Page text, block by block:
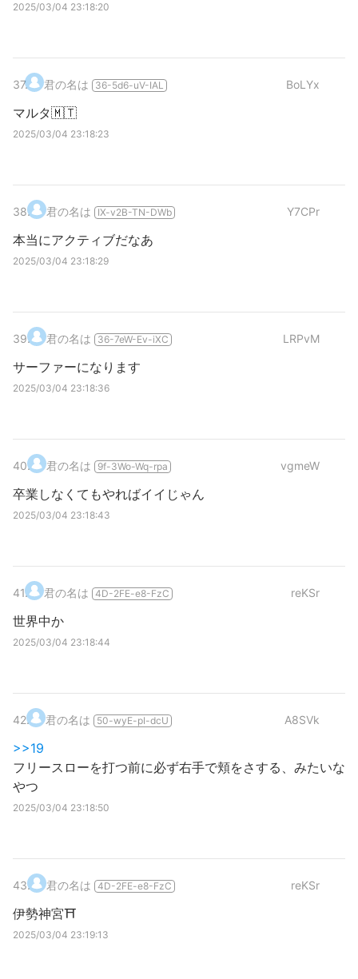
2025/03/04 23:18:20
37. 君の名は 36-5d6-uV-IAL BoLYx
マルタ🇲🇹
2025/03/04 23:18:23
38. 君の名は IX-v2B-TN-DWb Y7CPr
本当にアクティブだなあ
2025/03/04 23:18:29
39. 君の名は 36-7eW-Ev-iXC LRPvM
サーファーになります
2025/03/04 23:18:36
40. 君の名は 9f-3Wo-Wq-rpa vgmeW
卒業しなくてもやればイイじゃん
2025/03/04 23:18:43
41. 君の名は 4D-2FE-e8-FzC reKSr
世界中か
2025/03/04 23:18:44
42. 君の名は 50-wyE-pI-dcU A8SVk
>>19
フリースローを打つ前に必ず右手で頬をさする、みたいな
やつ
2025/03/04 23:18:50
43. 君の名は 4D-2FE-e8-FzC reKSr
伊勢神宮⛩
2025/03/04 23:19:13